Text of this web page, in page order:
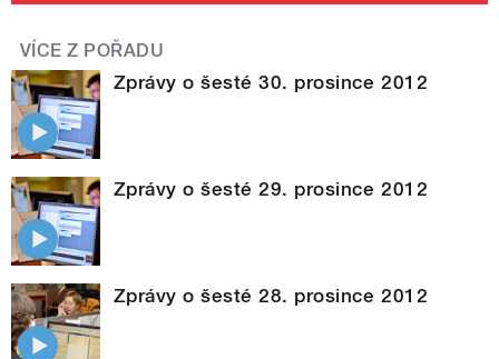
VÍCE Z POŘADU
Zprávy o šesté 30. prosince 2012
Zprávy o šesté 29. prosince 2012
Zprávy o šesté 28. prosince 2012